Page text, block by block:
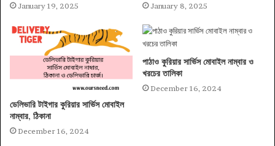
January 19, 2025 January 8, 2025
ডেলিভারি টাইগার কুরিয়ার সার্ভিস মোবাইল
নাম্বার, ঠিকানা
December 16, 2024
পাঠাও কুরিয়ার সার্ভিস মোবাইল নাম্বার ও
খরচের তালিকা
December 16, 2024